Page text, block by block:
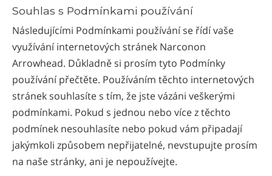
Magyar
Italiano
日本語 (Japanese)
Nederlands
Norsk
Portuguès
Русский (Russian)
Svenska
繁體中文 (Chinese)
Souhlas s Podmínkami používání
Následujícími Podmínkami používání se řídí vaše
využívání internetových stránek Narconon
Arrowhead. Důkladně si prosím tyto Podmínky
používání přečtěte. Používáním těchto internetových
stránek souhlasíte s tím, že jste vázáni veškerými
podmínkami. Pokud s jednou nebo více z těchto
podmínek nesouhlasíte nebo pokud vám připadají
jakýmkoli způsobem nepřijatelné, nevstupujte prosím
na naše stránky, ani je nepoužívejte.